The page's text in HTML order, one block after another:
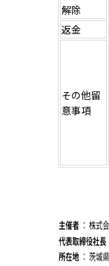
解除
返金
その他留
意事項